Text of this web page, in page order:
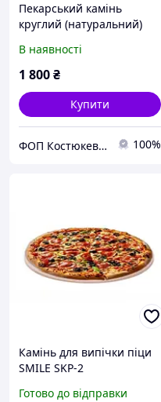
Пекарський камінь
круглий (натуральний)
d = 33 см, h = 2см. Для
духовок, грилів, тандирів
В наявності
1 800₴
Купити
ФОП Костюкевич М.Є. 100%
Камінь для випічки піци
SMILE SKP-2
Готово до відправки